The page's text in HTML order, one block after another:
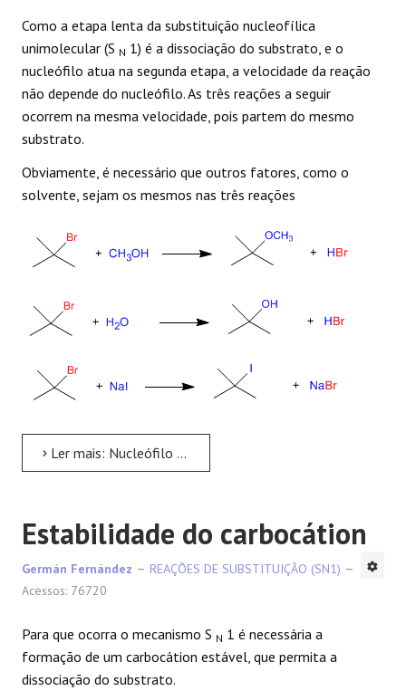
Como a etapa lenta da substituição nucleofílica
unimolecular (S N 1) é a dissociação do substrato, e o
nucleófilo atua na segunda etapa, a velocidade da reação
não depende do nucleófilo. As três reações a seguir
ocorrem na mesma velocidade, pois partem do mesmo
substrato.
Obviamente, é necessário que outros fatores, como o
solvente, sejam os mesmos nas três reações
Ler mais: Nucleófilo em SN1
Estabilidade do carbocátion
Germán Fernández
REAÇÕES DE SUBSTITUIÇÃO (SN1)
Acessos: 76720
Para que ocorra o mecanismo S N 1 é necessária a
formação de um carbocátion estável, que permita a
dissociação do substrato.